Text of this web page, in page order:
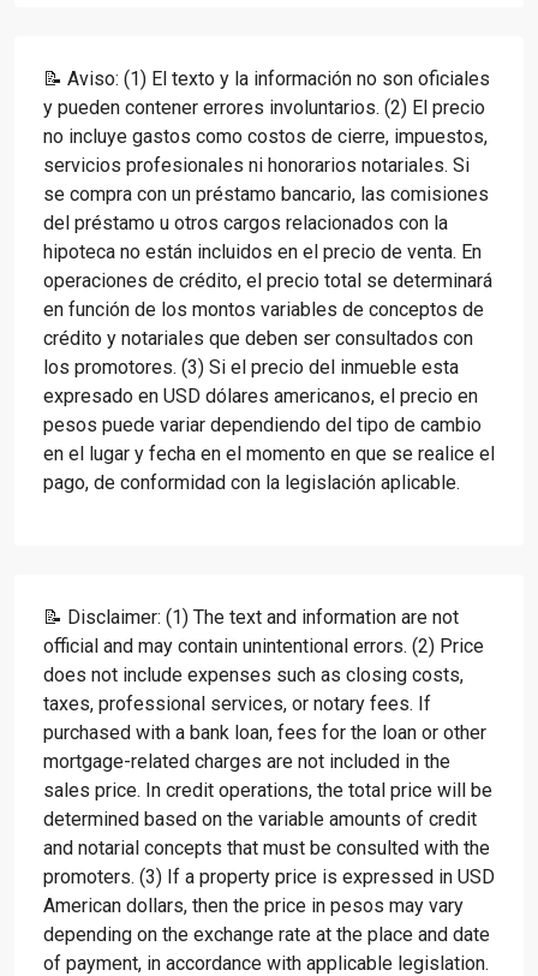
📝 Aviso: (1) El texto y la información no son oficiales
y pueden contener errores involuntarios. (2) El precio
no incluye gastos como costos de cierre, impuestos,
servicios profesionales ni honorarios notariales. Si
se compra con un préstamo bancario, las comisiones
del préstamo u otros cargos relacionados con la
hipoteca no están incluidos en el precio de venta. En
operaciones de crédito, el precio total se determinará
en función de los montos variables de conceptos de
crédito y notariales que deben ser consultados con
los promotores. (3) Si el precio del inmueble esta
expresado en USD dólares americanos, el precio en
pesos puede variar dependiendo del tipo de cambio
en el lugar y fecha en el momento en que se realice el
pago, de conformidad con la legislación aplicable.
📝 Disclaimer: (1) The text and information are not
official and may contain unintentional errors. (2) Price
does not include expenses such as closing costs,
taxes, professional services, or notary fees. If
purchased with a bank loan, fees for the loan or other
mortgage-related charges are not included in the
sales price. In credit operations, the total price will be
determined based on the variable amounts of credit
and notarial concepts that must be consulted with the
promoters. (3) If a property price is expressed in USD
American dollars, then the price in pesos may vary
depending on the exchange rate at the place and date
of payment, in accordance with applicable legislation.